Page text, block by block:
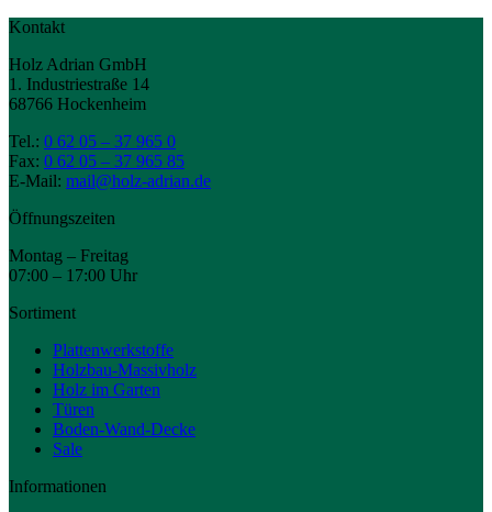
Kontakt
Holz Adrian GmbH
1. Industriestraße 14
68766 Hockenheim
Tel.: 0 62 05 – 37 965 0
Fax: 0 62 05 – 37 965 85
E-Mail: mail@holz-adrian.de
Öffnungszeiten
Montag – Freitag
07:00 – 17:00 Uhr
Sortiment
Plattenwerkstoffe
Holzbau-Massivholz
Holz im Garten
Türen
Boden-Wand-Decke
Sale
Informationen